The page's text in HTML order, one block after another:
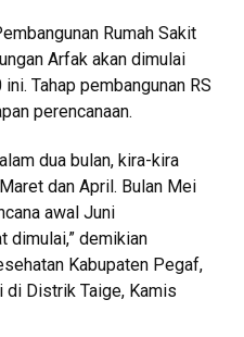
Rumah Sakit
Arfak akan dimulai
Tahap pembangunan RS
perencanaan.
dua bulan, kira-kira
dan April. Bulan Mei
awal Juni
dimulai,” demikian
Kabupaten Pegaf,
di Distrik Taige, Kamis